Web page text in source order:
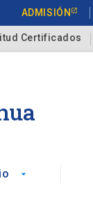
ADMISIÓN
Certificados
arrow_drop_down